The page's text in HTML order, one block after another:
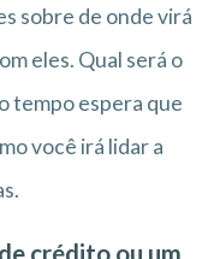
sobre de onde virá
eles. Qual será o
tempo espera que
você irá lidar a